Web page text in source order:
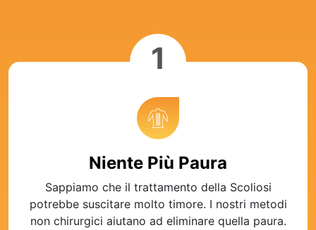
1
Niente Più Paura
Sappiamo che il trattamento della Scoliosi
potrebbe suscitare molto timore. I nostri metodi
non chirurgici aiutano ad eliminare quella paura.